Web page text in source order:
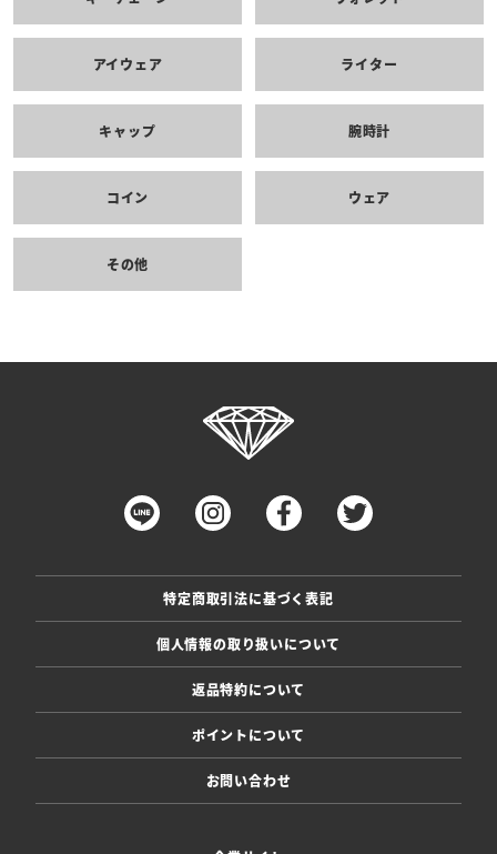
アイウェア ライター
キャップ 腕時計
コイン ウェア
その他
特定商取引法に基づく表記
個人情報の取り扱いについて
返品特約について
ポイントについて
お問い合わせ